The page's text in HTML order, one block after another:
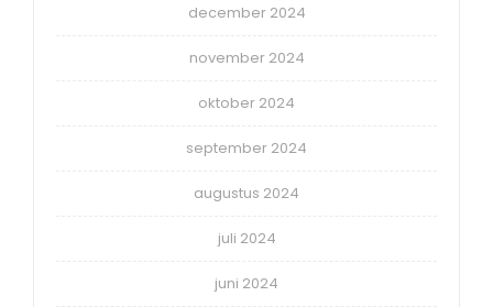
december 2024
november 2024
oktober 2024
september 2024
augustus 2024
juli 2024
juni 2024